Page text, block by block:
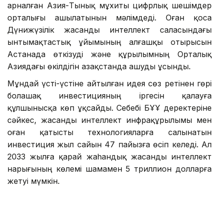
арналған Азия-Тынық мұхиты цифрлық шешімдер
орталығы ашылатынын мәлімдеді. Оған қоса
Дүнижүзілік жасанды интеллект саласындағы
ынтымақтастық ұйымының алғашқы отырысын
Астанада өткізуді және құрылымның Орталық
Азиядағы өкілдігін Қазақстанда ашуды ұсынды.
Мұндай үсті-үстіне айтылған идея сөз ретінен гөрі
болашақ инвестицияның іргесін қалауға
құлшынысқа көп ұқсайды. Себебі БҰҰ деректеріне
сәйкес, жасанды интеллект инфрақұрылымы мен
оған қатысты технологияларға салынатын
инвестиция жыл сайын 47 пайызға өсіп келеді. Ал
2033 жылға қарай жаһандық жасанды интеллект
нарығының көлемі шамамен 5 триллион долларға
жетуі мүмкін.